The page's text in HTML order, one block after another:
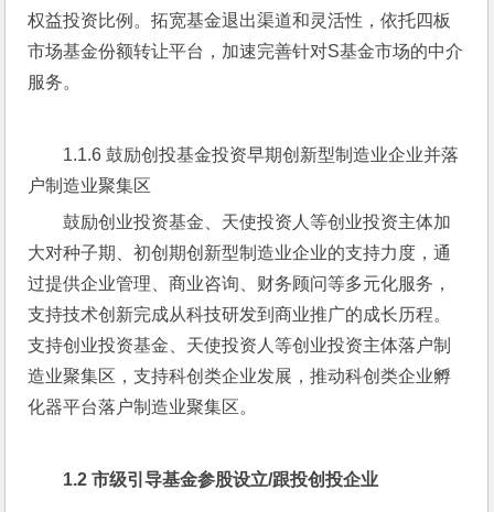
权益投资比例。拓宽基金退出渠道和灵活性，依托四板
市场基金份额转让平台，加速完善针对S基金市场的中介
服务。
1.1.6 鼓励创投基金投资早期创新型制造业企业并落
户制造业聚集区
鼓励创业投资基金、天使投资人等创业投资主体加
大对种子期、初创期创新型制造业企业的支持力度，通
过提供企业管理、商业咨询、财务顾问等多元化服务，
支持技术创新完成从科技研发到商业推广的成长历程。
支持创业投资基金、天使投资人等创业投资主体落户制
造业聚集区，支持科创类企业发展，推动科创类企业孵
化器平台落户制造业聚集区。
1.2 市级引导基金参股设立/跟投创投企业